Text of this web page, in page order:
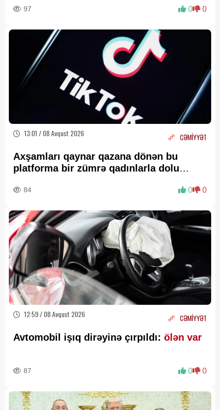
97 0 0
13:01 / 08 Avqust 2026 CƏMİYYƏT
Axşamları qaynar qazana dönən bu
platforma bir zümrə qadınlarla dolu
84 0 0
12:59 / 08 Avqust 2026 CƏMİYYƏT
Avtomobil işıq dirəyinə çırpıldı: ölən var
87 0 0